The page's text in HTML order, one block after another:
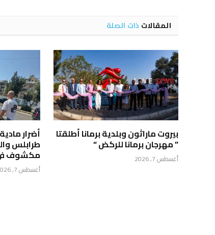
المقالات ذات الصلة
بيروت ماراثون وبلدية برمانا أطلقتا
” مهرجان برمانا للركض “
أغسطس 7, 2026
أضرار
طرابلس
مكشوف
أغسطس 7, 2026